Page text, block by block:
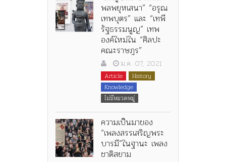
พลพยุหเสนา” “อรุณ
เทพบุตร” และ “เทพี
รัฐธรรมนูญ” เทพ
องค์ใหม่ใน “ศิลปะ
คณะราษฎร”
ม.ค. 07, 2021
Article
History
Knowledge
ไม่มีหมวดหมู่
ความเป็นมาของ
“เพลงสรรเสริญพระ
บารมี”ในฐานะ เพลง
ชาติสยาม